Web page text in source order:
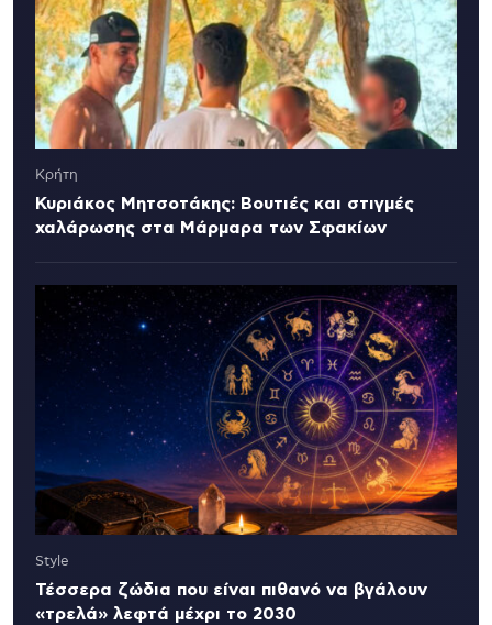
Κρήτη
Κυριάκος Μητσοτάκης: Βουτιές και στιγμές
χαλάρωσης στα Μάρμαρα των Σφακίων
Style
Τέσσερα ζώδια που είναι πιθανό να βγάλουν
«τρελά» λεφτά μέχρι το 2030